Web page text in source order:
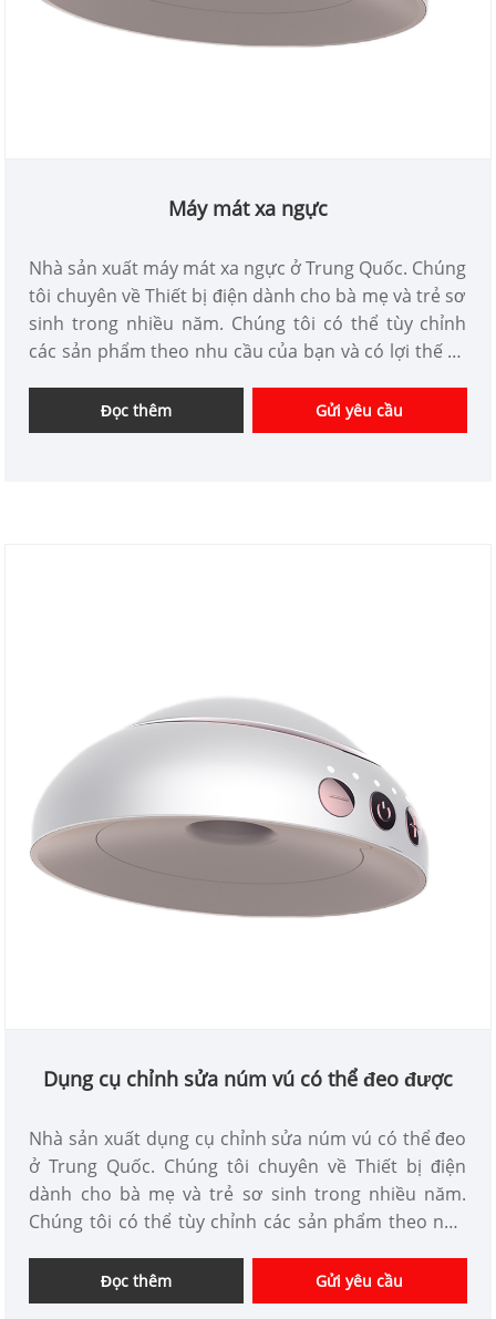
Máy mát xa ngực
Nhà sản xuất máy mát xa ngực ở Trung Quốc. Chúng
tôi chuyên về Thiết bị điện dành cho bà mẹ và trẻ sơ
sinh trong nhiều năm. Chúng tôi có thể tùy chỉnh
các sản phẩm theo nhu cầu của bạn và có lợi thế về
cá nhân chuyên nghiệp tại Trung Quốc.
Đọc thêm Gửi yêu cầu
Dụng cụ chỉnh sửa núm vú có thể đeo được
Nhà sản xuất dụng cụ chỉnh sửa núm vú có thể đeo
ở Trung Quốc. Chúng tôi chuyên về Thiết bị điện
dành cho bà mẹ và trẻ sơ sinh trong nhiều năm.
Chúng tôi có thể tùy chỉnh các sản phẩm theo nhu
cung cấp thiết bị chăm sóc cá nhân chuyên nghiệp
tại Trung Quốc.
Đọc thêm Gửi yêu cầu